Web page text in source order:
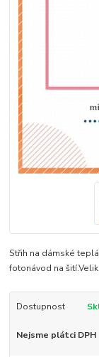
Střih na dámské
fotonávod na
Dostupnost
Nejsme plátci DPH